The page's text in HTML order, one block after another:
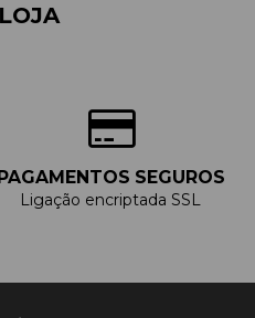
SEGUROS
Ligação encriptada SSL